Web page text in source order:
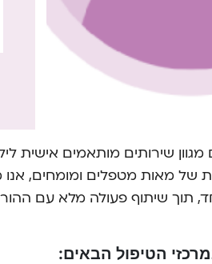
שירותים מותאמים אישית
של מאות מטפלים ומומחים, אנו
תוך שיתוף פעולה מלא עם
הטיפול הבאים: